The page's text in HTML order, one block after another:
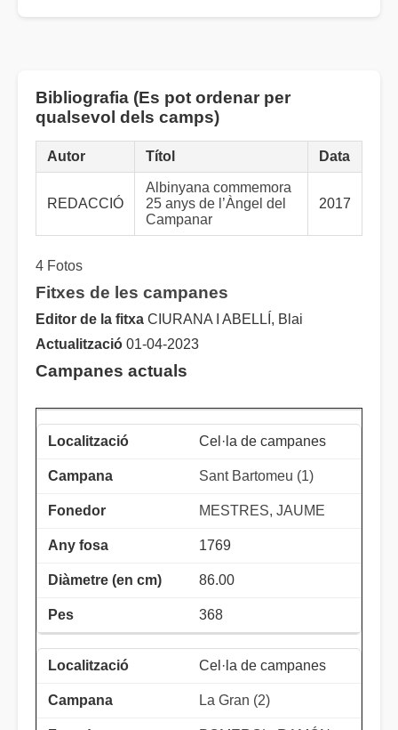
Bibliografia (Es pot ordenar per
qualsevol dels camps)
Autor Títol Data
REDACCIÓ
Albinyana commemora
25 anys de l’Àngel del
Campanar
2017
4 Fotos
Fitxes de les campanes
Editor de la fitxa CIURANA I ABELLÍ, Blai
Actualització 01-04-2023
Campanes actuals
Cel·la de campanes
Sant Bartomeu (1)
MESTRES, JAUME
1769
86.00
368
Cel·la de campanes
La Gran (2)